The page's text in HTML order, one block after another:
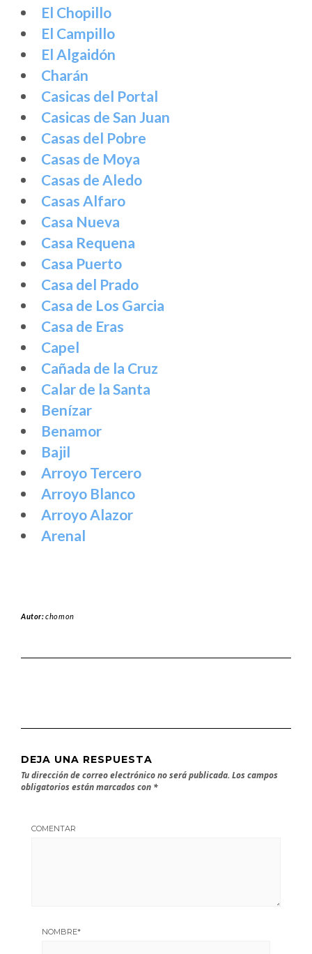
El Chopillo
El Campillo
El Algaidón
Charán
Casicas del Portal
Casicas de San Juan
Casas del Pobre
Casas de Moya
Casas de Aledo
Casas Alfaro
Casa Nueva
Casa Requena
Casa Puerto
Casa del Prado
Casa de Los Garcia
Casa de Eras
Capel
Cañada de la Cruz
Calar de la Santa
Benízar
Benamor
Bajil
Arroyo Tercero
Arroyo Blanco
Arroyo Alazor
Arenal
Autor:chomon
DEJA UNA RESPUESTA
Tu dirección de correo electrónico no será publicada. Los campos
obligatorios están marcados con *
COMENTAR
NOMBRE*